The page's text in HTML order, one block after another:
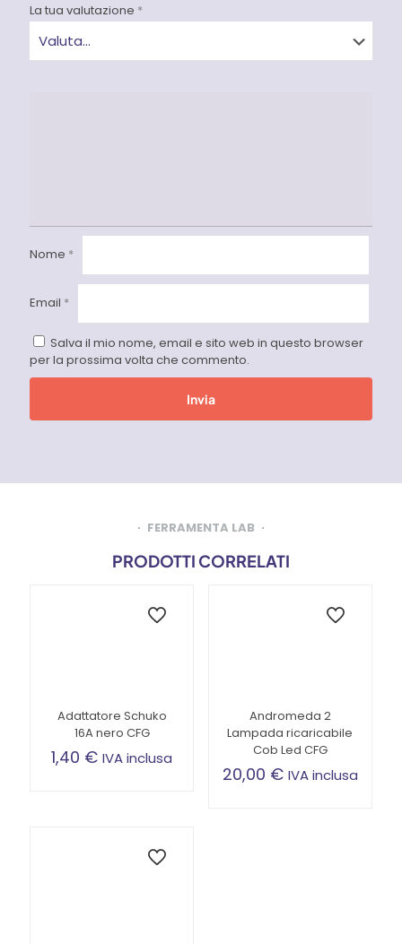
La tua valutazione *
Nome *
Email *
Salva il mio nome, email e sito web in questo browser
per la prossima volta che commento.
FERRAMENTA LAB
PRODOTTI CORRELATI
Adattatore Schuko
16A nero CFG
1,40 € IVA inclusa
Andromeda 2
Lampada ricaricabile
Cob Led CFG
20,00 € IVA inclusa